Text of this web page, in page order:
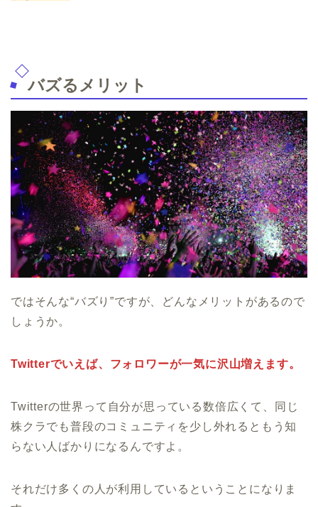
バズるメリット
ではそんな“バズり”ですが、どんなメリットがあるので
しょうか。
Twitterでいえば、フォロワーが一気に沢山増えます。
Twitterの世界って自分が思っている数倍広くて、同じ
株クラでも普段のコミュニティを少し外れるともう知
らない人ばかりになるんですよ。
それだけ多くの人が利用しているということになりま